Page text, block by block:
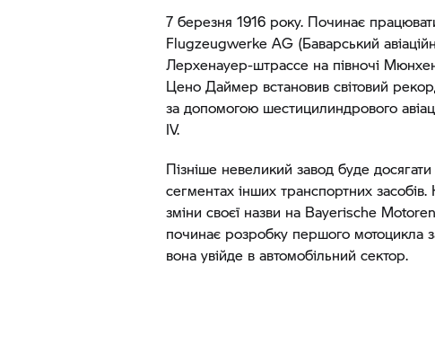
7 березня 1916 року. Починає
Flugzeugwerke AG (Баварський
Лерхенауер-штрассе на півночі
Цено Даймер встановив світовий
за допомогою шестицилиндрового
IV.
Пізніше невеликий завод буде
сегментах інших транспортних
зміни своєї назви на Bayerische
починає розробку першого мотоцикла
вона увійде в автомобільний сектор.